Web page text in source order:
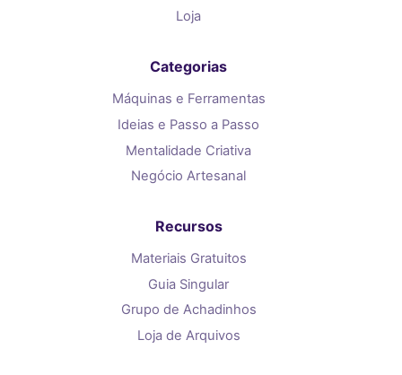
Loja
Categorias
Máquinas e Ferramentas
Ideias e Passo a Passo
Mentalidade Criativa
Negócio Artesanal
Recursos
Materiais Gratuitos
Guia Singular
Grupo de Achadinhos
Loja de Arquivos